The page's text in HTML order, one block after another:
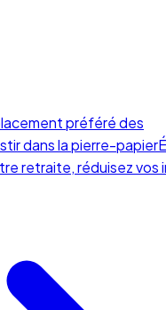
préféré des
dans la pierre-papier
retraite, réduisez vos